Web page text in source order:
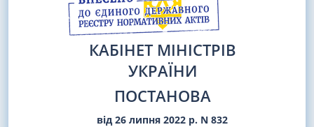
КАБІНЕТ МІНІСТРІВ
УКРАЇНИ
ПОСТАНОВА
від 26 липня 2022 р. N 832